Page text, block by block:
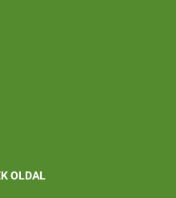
OLDAL